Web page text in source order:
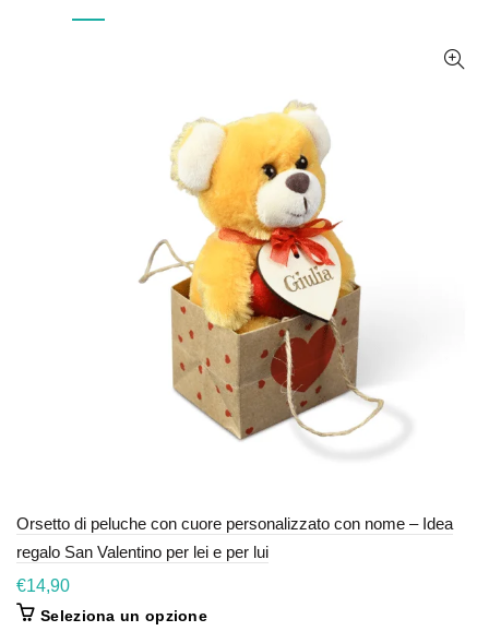
Orsetto di peluche con cuore personalizzato con nome – Idea
regalo San Valentino per lei e per lui
€14,90
Seleziona un opzioneQuesto